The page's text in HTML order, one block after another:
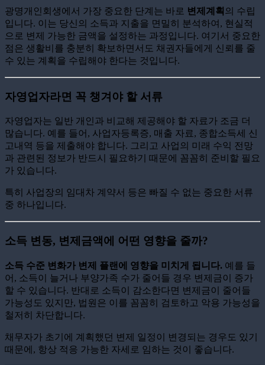
광명개인회생에서 가장 중요한 단계는 바로 변제계획 의 수립
입니다. 이는 당신의 소득과 지출을 면밀히 분석하여, 현실적
으로 변제 가능한 금액을 설정하는 과정입니다. 여기서 중요한
점은 생활비를 충분히 확보하면서도 채권자들에게 신뢰를 줄
수 있는 계획을 수립해야 한다는 것입니다.
자영업자라면 꼭 챙겨야 할 서류
자영업자는 일반 개인과 비교해 제공해야 할 자료가 조금 더
많습니다. 예를 들어, 사업자등록증, 매출 자료, 종합소득세 신
고내역 등을 제출해야 합니다. 그리고 사업의 미래 수익 전망
과 관련된 정보가 반드시 필요하기 때문에 꼼꼼히 준비할 필요
가 있습니다.
특히 사업장의 임대차 계약서 등은 빠질 수 없는 중요한 서류
중 하나입니다.
소득 변동, 변제금액에 어떤 영향을 줄까?
소득 수준 변화가 변제 플랜에 영향을 미치게 됩니다. 예를 들
어, 소득이 늘거나 부양가족 수가 줄어들 경우 변제금이 증가
할 수 있습니다. 반대로 소득이 감소한다면 변제금이 줄어들
가능성도 있지만, 법원은 이를 꼼꼼히 검토하고 악용 가능성을
철저히 차단합니다.
채무자가 초기에 계획했던 변제 일정이 변경되는 경우도 있기
때문에, 항상 적응 가능한 자세로 임하는 것이 좋습니다.